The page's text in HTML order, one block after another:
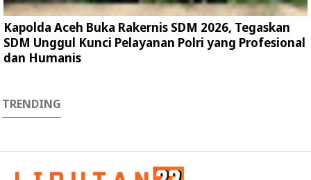
Kapolda Aceh Buka Rakernis SDM 2026, Tegaskan
SDM Unggul Kunci Pelayanan Polri yang Profesional
dan Humanis
TRENDING